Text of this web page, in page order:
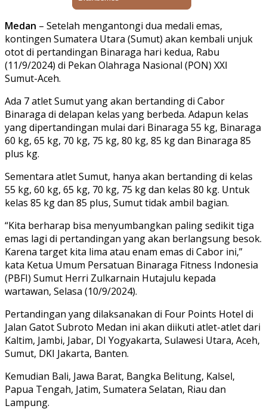
Medan – Setelah mengantongi dua medali emas,
kontingen Sumatera Utara (Sumut) akan kembali unjuk
otot di pertandingan Binaraga hari kedua, Rabu
(11/9/2024) di Pekan Olahraga Nasional (PON) XXI
Sumut-Aceh.
Ada 7 atlet Sumut yang akan bertanding di Cabor
Binaraga di delapan kelas yang berbeda. Adapun kelas
yang dipertandingan mulai dari Binaraga 55 kg, Binaraga
60 kg, 65 kg, 70 kg, 75 kg, 80 kg, 85 kg dan Binaraga 85
plus kg.
Sementara atlet Sumut, hanya akan bertanding di kelas
55 kg, 60 kg, 65 kg, 70 kg, 75 kg dan kelas 80 kg. Untuk
kelas 85 kg dan 85 plus, Sumut tidak ambil bagian.
“Kita berharap bisa menyumbangkan paling sedikit tiga
emas lagi di pertandingan yang akan berlangsung besok.
Karena target kita lima atau enam emas di Cabor ini,”
kata Ketua Umum Persatuan Binaraga Fitness Indonesia
(PBFI) Sumut Herri Zulkarnain Hutajulu kepada
wartawan, Selasa (10/9/2024).
Pertandingan yang dilaksanakan di Four Points Hotel di
Jalan Gatot Subroto Medan ini akan diikuti atlet-atlet dari
Kaltim, Jambi, Jabar, DI Yogyakarta, Sulawesi Utara, Aceh,
Sumut, DKI Jakarta, Banten.
Kemudian Bali, Jawa Barat, Bangka Belitung, Kalsel,
Papua Tengah, Jatim, Sumatera Selatan, Riau dan
Lampung.